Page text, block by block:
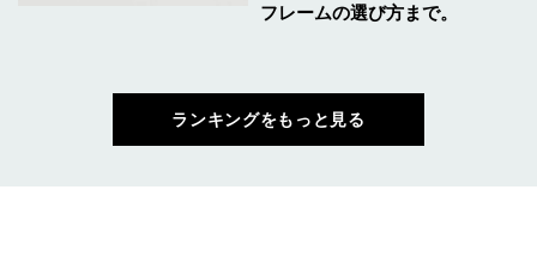
フレームの選び方まで。
ランキングをもっと見る